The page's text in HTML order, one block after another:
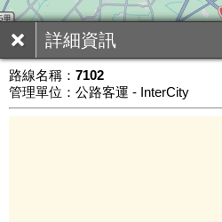
詳細資訊
路線名稱： 7102
管理單位：公路客運 - InterCity